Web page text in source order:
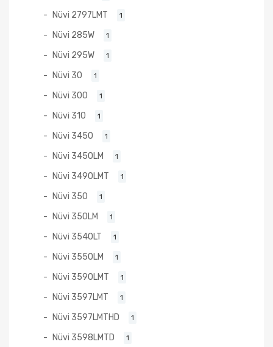
Nüvi 2797LMT 1
Nüvi 285W 1
Nüvi 295W 1
Nüvi 30 1
Nüvi 300 1
Nüvi 310 1
Nüvi 3450 1
Nüvi 3450LM 1
Nüvi 3490LMT 1
Nüvi 350 1
Nüvi 350LM 1
Nüvi 3540LT 1
Nüvi 3550LM 1
Nüvi 3590LMT 1
Nüvi 3597LMT 1
Nüvi 3597LMTHD 1
Nüvi 3598LMTD 1